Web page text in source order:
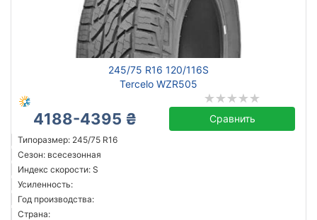
245/75 R16 120/116S
Tercelo WZR505
4188-4395 ₴ Сравнить
Типоразмер: 245/75 R16
Сезон: всесезонная
Индекс скорости: S
Усиленность:
Год производства:
Страна: